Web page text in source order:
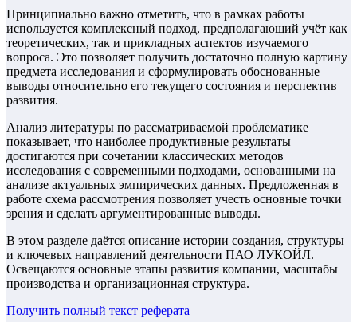
Принципиально важно отметить, что в рамках работы
используется комплексный подход, предполагающий учёт как
теоретических, так и прикладных аспектов изучаемого
вопроса. Это позволяет получить достаточно полную картину
предмета исследования и сформулировать обоснованные
выводы относительно его текущего состояния и перспектив
развития.
Анализ литературы по рассматриваемой проблематике
показывает, что наиболее продуктивные результаты
достигаются при сочетании классических методов
исследования с современными подходами, основанными на
анализе актуальных эмпирических данных. Предложенная в
работе схема рассмотрения позволяет учесть основные точки
зрения и сделать аргументированные выводы.
В этом разделе даётся описание истории создания, структуры
и ключевых направлений деятельности ПАО ЛУКОЙЛ.
Освещаются основные этапы развития компании, масштабы
производства и организационная структура.
Получить полный текст реферата